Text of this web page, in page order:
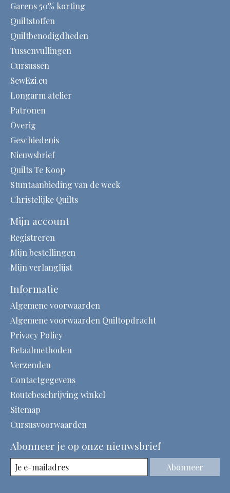
Garens 50% korting
Quiltstoffen
Quiltbenodigdheden
Tussenvullingen
Cursussen
SewEzi.eu
Longarm atelier
Patronen
Overig
Geschiedenis
Nieuwsbrief
Quilts Te Koop
Stuntaanbieding van de week
Christelijke Quilts
Mijn account
Registreren
Mijn bestellingen
Mijn verlanglijst
Informatie
Algemene voorwaarden
Algemene voorwaarden Quiltopdracht
Privacy Policy
Betaalmethoden
Verzenden
Contactgegevens
Routebeschrijving winkel
Sitemap
Cursusvoorwaarden
Abonneer je op onze nieuwsbrief
Abonneer